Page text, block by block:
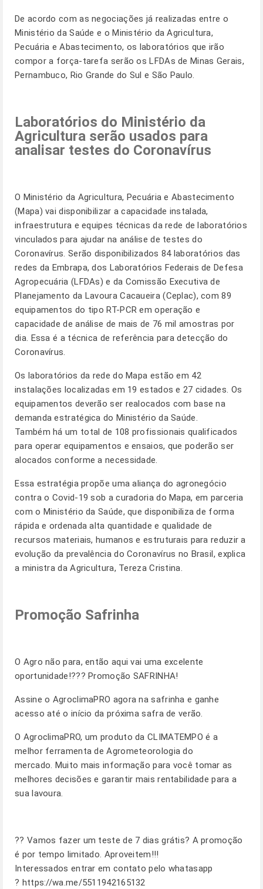
De acordo com as negociações já realizadas entre o
Ministério da Saúde e o Ministério da Agricultura,
Pecuária e Abastecimento, os laboratórios que irão
compor a força-tarefa serão os LFDAs de Minas Gerais,
Pernambuco, Rio Grande do Sul e São Paulo.
Laboratórios do Ministério da
Agricultura serão usados para
analisar testes do Coronavírus
O Ministério da Agricultura, Pecuária e Abastecimento
(Mapa) vai disponibilizar a capacidade instalada,
infraestrutura e equipes técnicas da rede de laboratórios
vinculados para ajudar na análise de testes do
Coronavírus. Serão disponibilizados 84 laboratórios das
redes da Embrapa, dos Laboratórios Federais de Defesa
Agropecuária (LFDAs) e da Comissão Executiva de
Planejamento da Lavoura Cacaueira (Ceplac), com 89
equipamentos do tipo RT-PCR em operação e
capacidade de análise de mais de 76 mil amostras por
dia. Essa é a técnica de referência para detecção do
Coronavírus.
Os laboratórios da rede do Mapa estão em 42
instalações localizadas em 19 estados e 27 cidades. Os
equipamentos deverão ser realocados com base na
demanda estratégica do Ministério da Saúde.
Também há um total de 108 profissionais qualificados
para operar equipamentos e ensaios, que poderão ser
alocados conforme a necessidade.
Essa estratégia propõe uma aliança do agronegócio
contra o Covid-19 sob a curadoria do Mapa, em parceria
com o Ministério da Saúde, que disponibiliza de forma
rápida e ordenada alta quantidade e qualidade de
recursos materiais, humanos e estruturais para reduzir a
evolução da prevalência do Coronavírus no Brasil, explica
a ministra da Agricultura, Tereza Cristina.
Promoção Safrinha
O Agro não para, então aqui vai uma excelente
oportunidade!??? Promoção SAFRINHA!
Assine o AgroclimaPRO agora na safrinha e ganhe
acesso até o início da próxima safra de verão.
O AgroclimaPRO, um produto da CLIMATEMPO é a
melhor ferramenta de Agrometeorologia do
mercado. Muito mais informação para você tomar as
melhores decisões e garantir mais rentabilidade para a
sua lavoura.
?? Vamos fazer um teste de 7 dias grátis? A promoção
é por tempo limitado. Aproveitem!!!
Interessados entrar em contato pelo whatasapp
? https://wa.me/5511942165132